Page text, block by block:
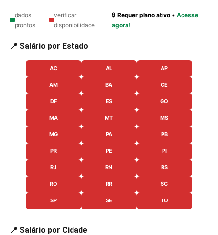
dados
prontos
verificar
disponibilidade
🔒Requer plano ativo •Acesse
agora!
📍 Salário por Estado
AC AL AP
AM BA CE
DF ES GO
MA MT MS
MG PA PB
PR PE PI
RJ RN RS
RO RR SC
SP SE TO
📍 Salário por Cidade